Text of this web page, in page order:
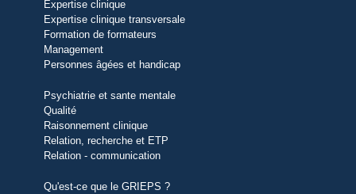
Expertise clinique
Expertise clinique transversale
Formation de formateurs
Management
Personnes âgées et handicap
Psychiatrie et sante mentale
Qualité
Raisonnement clinique
Relation, recherche et ETP
Relation - communication
Qu'est-ce que le GRIEPS ?